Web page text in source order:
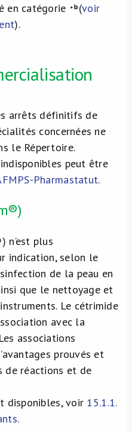
en catégorie (voir
).
arrêts définitifs de
concernées ne
le Répertoire.
peut être
Pharmastatut.
n’est plus
indication, selon le
de la peau en
que le nettoyage et
Le cétrimide
avec la
associations
prouvés et
de réactions et de
disponibles, voir 15.1.1.
.